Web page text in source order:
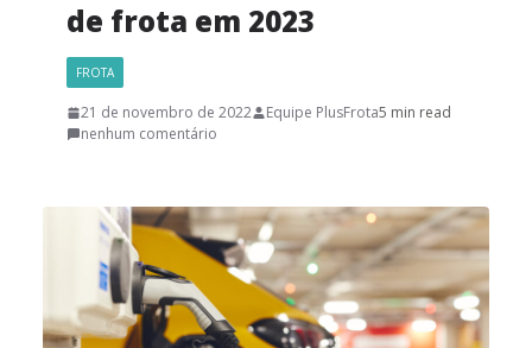
de frota em 2023
FROTA
21 de novembro de 2022 Equipe PlusFrota5 min read
nenhum comentário